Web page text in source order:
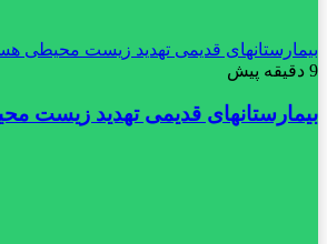
بیمارستانهای قدیمی تهدید زیست محیطی
9 دقیقه پیش
بیمارستانهای قدیمی تهدید زیست